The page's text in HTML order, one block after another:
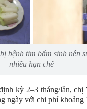
bệnh tim bẩm sinh nên
nhiều hạn chế
kỳ 2–3 tháng/lần,
ngày với chi phí khoảng